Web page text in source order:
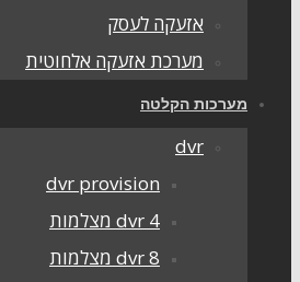
אזעקה לעסק
מערכת אזעקה אלחוטית
מערכות הקלטה
dvr
dvr provision
dvr 4 מצלמות
dvr 8 מצלמות